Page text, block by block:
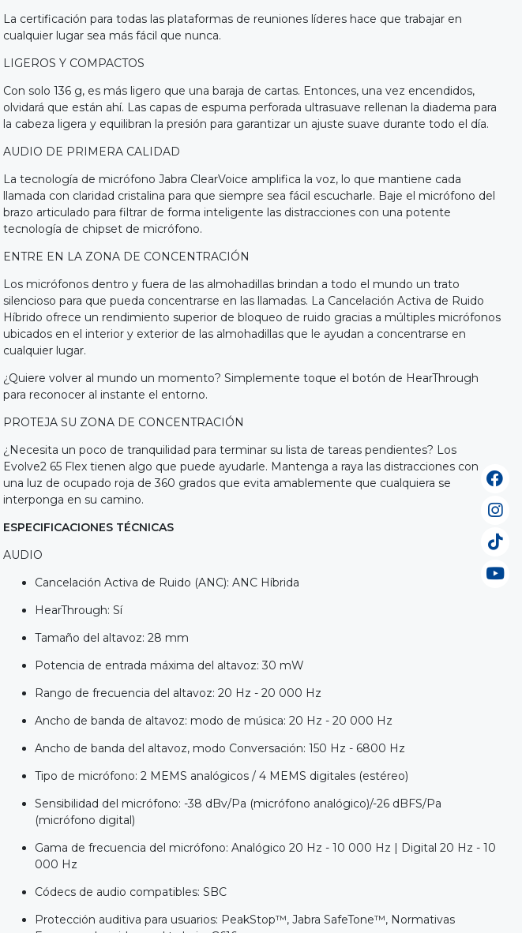
La certificación para todas las plataformas de reuniones líderes hace que trabajar en
cualquier lugar sea más fácil que nunca.
LIGEROS Y COMPACTOS
Con solo 136 g, es más ligero que una baraja de cartas. Entonces, una vez encendidos,
olvidará que están ahí. Las capas de espuma perforada ultrasuave rellenan la diadema para
la cabeza ligera y equilibran la presión para garantizar un ajuste suave durante todo el día.
AUDIO DE PRIMERA CALIDAD
La tecnología de micrófono Jabra ClearVoice amplifica la voz, lo que mantiene cada
llamada con claridad cristalina para que siempre sea fácil escucharle. Baje el micrófono del
brazo articulado para filtrar de forma inteligente las distracciones con una potente
tecnología de chipset de micrófono.
ENTRE EN LA ZONA DE CONCENTRACIÓN
Los micrófonos dentro y fuera de las almohadillas brindan a todo el mundo un trato
silencioso para que pueda concentrarse en las llamadas. La Cancelación Activa de Ruido
Híbrido ofrece un rendimiento superior de bloqueo de ruido gracias a múltiples micrófonos
ubicados en el interior y exterior de las almohadillas que le ayudan a concentrarse en
cualquier lugar.
¿Quiere volver al mundo un momento? Simplemente toque el botón de HearThrough
para reconocer al instante el entorno.
PROTEJA SU ZONA DE CONCENTRACIÓN
¿Necesita un poco de tranquilidad para terminar su lista de tareas pendientes? Los
Evolve2 65 Flex tienen algo que puede ayudarle. Mantenga a raya las distracciones con
una luz de ocupado roja de 360 grados que evita amablemente que cualquiera se
interponga en su camino.
ESPECIFICACIONES TÉCNICAS
AUDIO
Cancelación Activa de Ruido (ANC): ANC Híbrida
HearThrough: Sí
Tamaño del altavoz: 28 mm
Potencia de entrada máxima del altavoz: 30 mW
Rango de frecuencia del altavoz: 20 Hz - 20 000 Hz
Ancho de banda de altavoz: modo de música: 20 Hz - 20 000 Hz
Ancho de banda del altavoz, modo Conversación: 150 Hz - 6800 Hz
Tipo de micrófono: 2 MEMS analógicos / 4 MEMS digitales (estéreo)
Sensibilidad del micrófono: -38 dBv/Pa (micrófono analógico)/-26 dBFS/Pa
(micrófono digital)
Gama de frecuencia del micrófono: Analógico 20 Hz - 10 000 Hz | Digital 20 Hz - 10
000 Hz
Códecs de audio compatibles: SBC
Protección auditiva para usuarios: PeakStop™, Jabra SafeTone™, Normativas